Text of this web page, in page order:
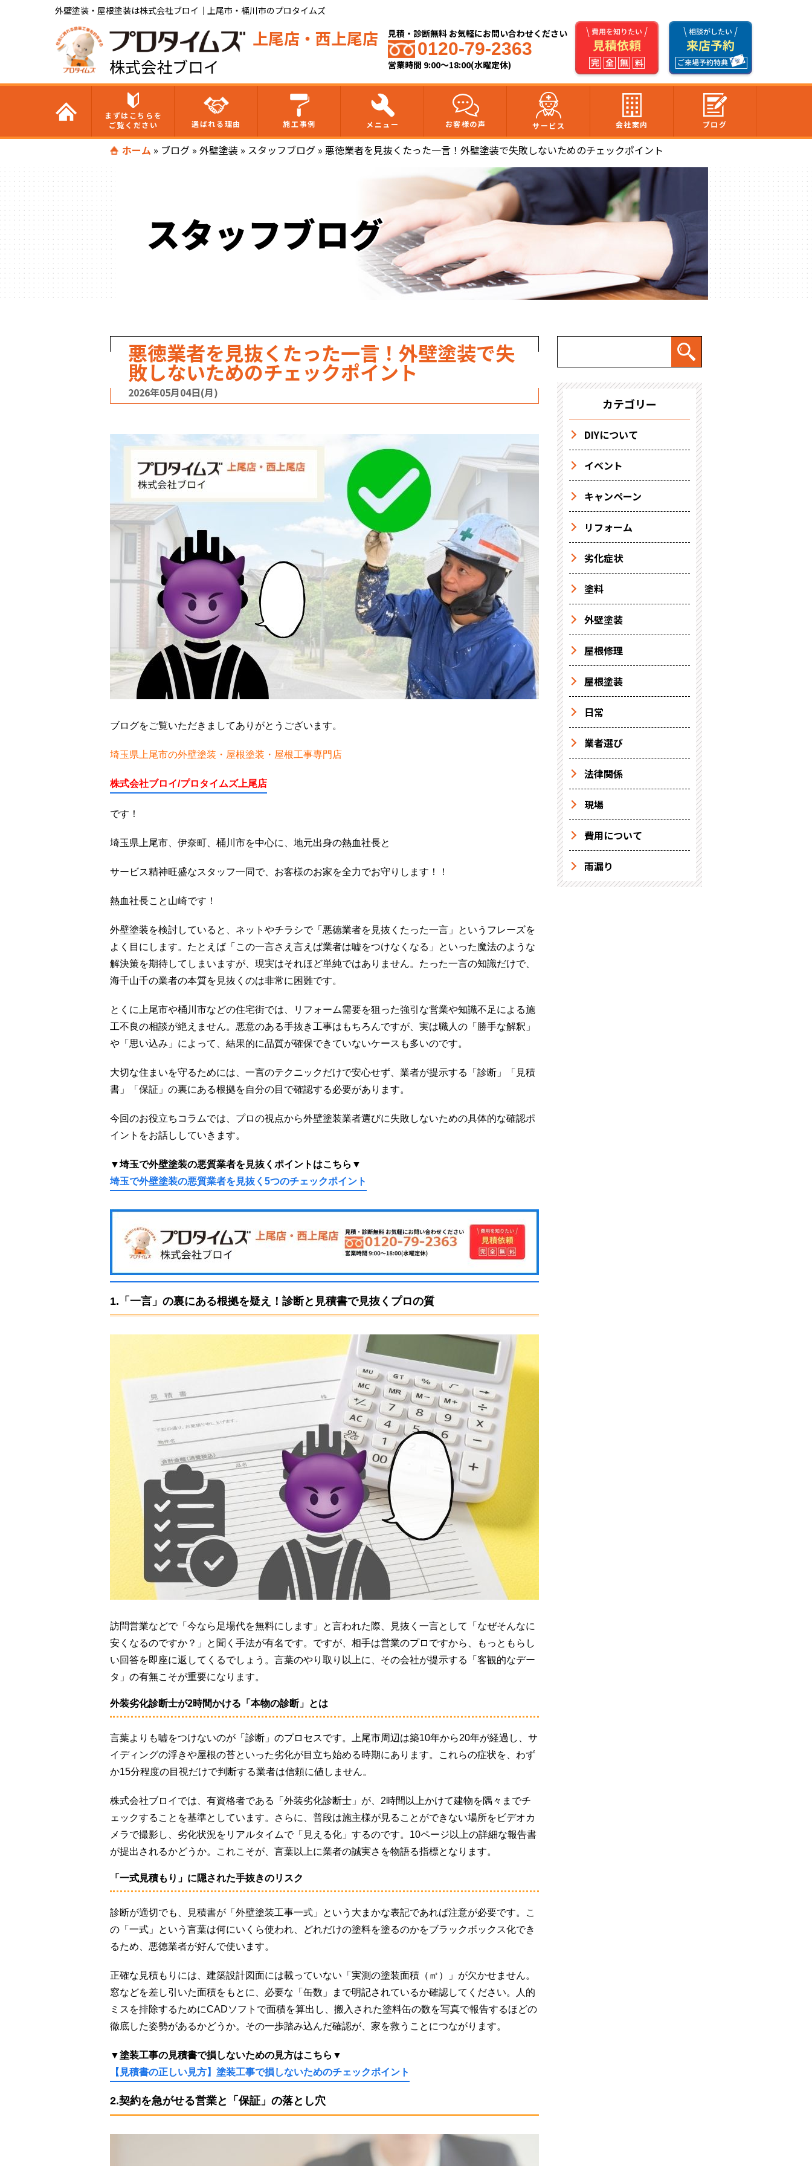
外壁塗装・屋根塗装は株式会社ブロイ｜上尾市・桶川市のプロタイムズ
上尾店・ 西上尾店
株式会社ブロイ
見積・診断無料 お気軽にお問い合わせください
0120-79-2363
営業時間 9:00～18:00(水曜定休)
まずはこちらを
ご覧ください
選ばれる理由 施工事例 メニュー お客様の声 サービス 会社案内 ブログ
ホーム » ブログ » 外壁塗装 » スタッフブログ » 悪徳業者を見抜くたった一言！外壁塗装で失敗しないためのチェックポイント
スタッフブログ
悪徳業者を見抜くたった一言！外壁塗装で失
敗しないためのチェックポイント
2026年05月04日(月)
ブログをご覧いただきましてありがとうございます。
埼玉県上尾市の外壁塗装・屋根塗装・屋根工事専門店
株式会社ブロイ/プロタイムズ上尾店
です！
埼玉県上尾市、伊奈町、桶川市を中心に、地元出身の熱血社長と
サービス精神旺盛なスタッフ一同で、お客様のお家を全力でお守りします！！
熱血社長こと山崎です！
外壁塗装を検討していると、ネットやチラシで「悪徳業者を見抜くたった一言」というフレーズを
よく目にします。たとえば「この一言さえ言えば業者は嘘をつけなくなる」といった魔法のような
解決策を期待してしまいますが、現実はそれほど単純ではありません。たった一言の知識だけで、
海千山千の業者の本質を見抜くのは非常に困難です。
とくに上尾市や桶川市などの住宅街では、リフォーム需要を狙った強引な営業や知識不足による施
工不良の相談が絶えません。悪意のある手抜き工事はもちろんですが、実は職人の「勝手な解釈」
や「思い込み」によって、結果的に品質が確保できていないケースも多いのです。
大切な住まいを守るためには、一言のテクニックだけで安心せず、業者が提示する「診断」「見積
書」「保証」の裏にある根拠を自分の目で確認する必要があります。
今回のお役立ちコラムでは、プロの視点から外壁塗装業者選びに失敗しないための具体的な確認ポ
イントをお話ししていきます。
▼埼玉で外壁塗装の悪質業者を見抜くポイントはこちら▼
埼玉で外壁塗装の悪質業者を見抜く5つのチェックポイント
1.「一言」の裏にある根拠を疑え！診断と見積書で見抜くプロの質
訪問営業などで「今なら足場代を無料にします」と言われた際、見抜く一言として「なぜそんなに
安くなるのですか？」と聞く手法が有名です。ですが、相手は営業のプロですから、もっともらし
い回答を即座に返してくるでしょう。言葉のやり取り以上に、その会社が提示する「客観的なデー
タ」の有無こそが重要になります。
外装劣化診断士が2時間かける「本物の診断」とは
言葉よりも嘘をつけないのが「診断」のプロセスです。上尾市周辺は築10年から20年が経過し、サ
イディングの浮きや屋根の苔といった劣化が目立ち始める時期にあります。これらの症状を、わず
か15分程度の目視だけで判断する業者は信頼に値しません。
株式会社ブロイでは、有資格者である「外装劣化診断士」が、2時間以上かけて建物を隅々までチ
ェックすることを基準としています。さらに、普段は施主様が見ることができない場所をビデオカ
メラで撮影し、劣化状況をリアルタイムで「見える化」するのです。10ページ以上の詳細な報告書
が提出されるかどうか。これこそが、言葉以上に業者の誠実さを物語る指標となります。
「一式見積もり」に隠された手抜きのリスク
診断が適切でも、見積書が「外壁塗装工事一式」という大まかな表記であれば注意が必要です。こ
の「一式」という言葉は何にいくら使われ、どれだけの塗料を塗るのかをブラックボックス化でき
るため、悪徳業者が好んで使います。
正確な見積もりには、建築設計図面には載っていない「実測の塗装面積（㎡）」が欠かせません。
窓などを差し引いた面積をもとに、必要な「缶数」まで明記されているか確認してください。人的
ミスを排除するためにCADソフトで面積を算出し、搬入された塗料缶の数を写真で報告するほどの
徹底した姿勢があるかどうか。その一歩踏み込んだ確認が、家を救うことにつながります。
▼塗装工事の見積書で損しないための見方はこちら▼
【見積書の正しい見方】塗装工事で損しないためのチェックポイント
2.契約を急がせる営業と「保証」の落とし穴
カテゴリー
DIYについて
イベント
キャンペーン
リフォーム
劣化症状
塗料
外壁塗装
屋根修理
屋根塗装
日常
業者選び
法律関係
現場
費用について
雨漏り